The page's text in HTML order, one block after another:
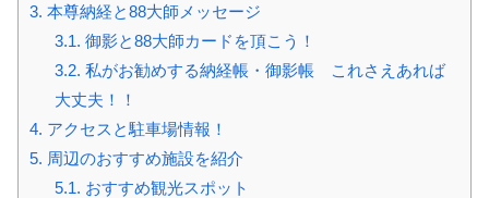
3. 本尊納経と88大師メッセージ
3.1. 御影と88大師カードを頂こう！
3.2. 私がお勧めする納経帳・御影帳 これさえあれば
大丈夫！！
4. アクセスと駐車場情報！
5. 周辺のおすすめ施設を紹介
5.1. おすすめ観光スポット